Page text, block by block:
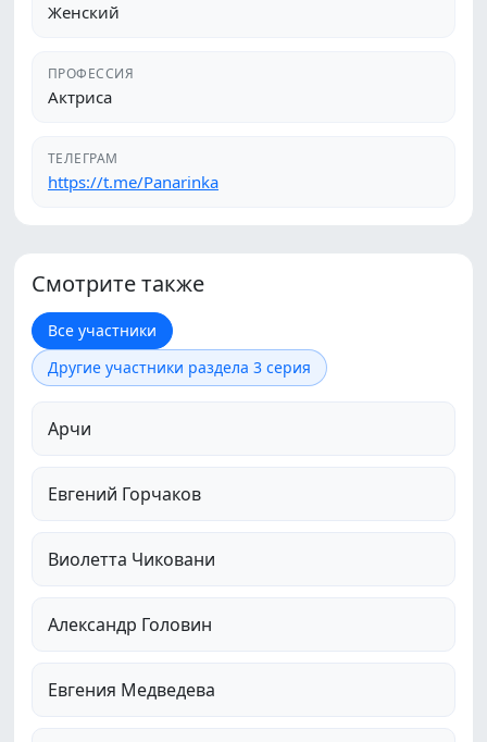
Женский
ПРОФЕССИЯ
Актриса
ТЕЛЕГРАМ
https://t.me/Panarinka
Смотрите также
Все участники
Другие участники раздела 3 серия
Арчи
Евгений Горчаков
Виолетта Чиковани
Александр Головин
Евгения Медведева